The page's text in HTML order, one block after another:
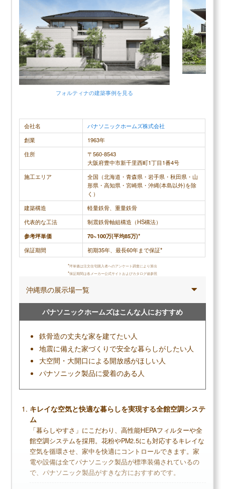
フォルティナの建築事例を見る
会社名
パナソニックホームズ株式会社
創業
1963年
住所
〒560-8543
大阪府豊中市新千里西町1丁目1番4号
施工エリア
全国（北海道・青森県・岩手県・秋田県・山
形県・高知県・宮崎県・沖縄(本島以外)を除
く）
建築構造
軽量鉄骨、重量鉄骨
代表的な工法
制震鉄骨軸組構造（HS構法）
参考坪単価
70~100万(平均85万)*
保証期間
初期35年、最長60年まで保証*
*坪単価は注文住宅購入者へのアンケート調査により算出
*保証期間は各メーカー公式サイトおよびカタログ値参照
沖縄県の展示場一覧
パナソニックホームズはこんな人におすすめ
鉄骨造の丈夫な家を建てたい人
地震に備えた家づくりで安全な暮らしがしたい人
大空間・大開口による開放感がほしい人
パナソニック製品に愛着のある人
キレイな空気と快適な暮らしを実現する全館空調システ
ム
「暮らしやすさ」にこだわり、高性能HEPAフィルターや全
館空調システムを採用。花粉やPM2.5にも対応するキレイな
空気を循環させ、家中を快適にコントロールできます。家
電や設備は全てパナソニック製品が標準装備されているの
で、パナソニック製品がすきな方におすすめです。